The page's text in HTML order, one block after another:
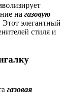
на газовую
Этот элегантный
стиля и
газовая